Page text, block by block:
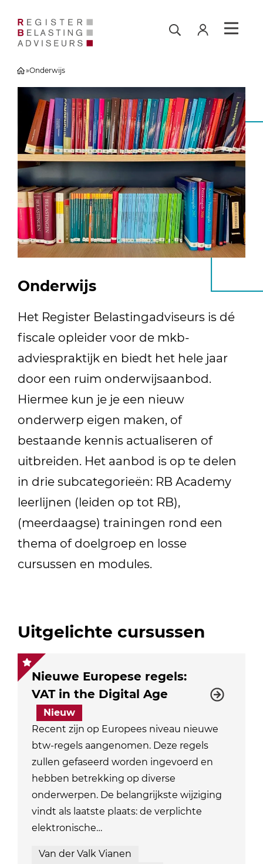
»Onderwijs
Onderwijs
Het Register Belastingadviseurs is dé
fiscale opleider voor de mkb-
adviespraktijk en biedt het hele jaar
door een ruim onderwijsaanbod.
Hiermee kun je je een nieuw
onderwerp eigen maken, of
bestaande kennis actualiseren of
uitbreiden. Het aanbod is op te delen
in drie subcategorieën: RB Academy
leerlijnen (leiden op tot RB),
(meerdaagse) trainingen rond een
thema of doelgroep en losse
cursussen en modules.
Uitgelichte cursussen
Nieuwe Europese regels:
VAT in the Digital Age
Nieuw
Recent zijn op Europees niveau nieuwe
btw-regels aangenomen. Deze regels
zullen gefaseerd worden ingevoerd en
hebben betrekking op diverse
onderwerpen. De belangrijkste wijziging
vindt als laatste plaats: de verplichte
elektronische…
Van der Valk Vianen